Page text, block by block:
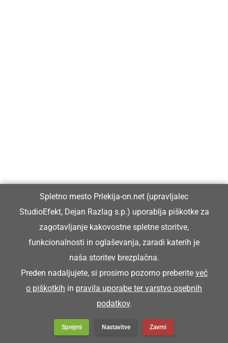
Spletno mesto Prlekija-on.net (upravljalec
StudioEfekt, Dejan Razlag s.p.) uporablja piškotke za
zagotavljanje kakovostne spletne storitve,
funkcionalnosti in oglaševanja, zaradi katerih je
naša storitev brezplačna.
Preden nadaljujete, si prosimo pozorno preberite več
o piškotkih in pravila uporabe ter varstvo osebnih
podatkov.
Sprejmi Nastavitve Zavrni